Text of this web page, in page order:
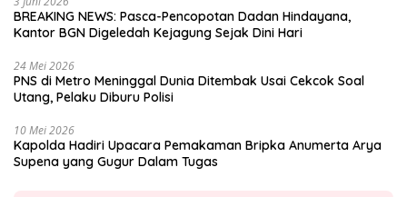
BREAKING NEWS: Pasca-Pencopotan Dadan Hindayana,
Kantor BGN Digeledah Kejagung Sejak Dini Hari
24 Mei 2026
PNS di Metro Meninggal Dunia Ditembak Usai Cekcok Soal
Utang, Pelaku Diburu Polisi
10 Mei 2026
Kapolda Hadiri Upacara Pemakaman Bripka Anumerta Arya
Supena yang Gugur Dalam Tugas